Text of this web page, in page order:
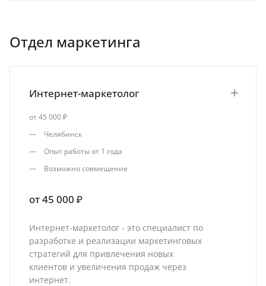
Отдел маркетинга
Интернет-маркетолог
от 45 000 ₽
Челябинск
Опыт работы от 1 года
Возможно совмещение
от 45 000 ₽
Интернет-маркетолог - это специалист по
разработке и реализации маркетинговых
стратегий для привлечения новых
клиентов и увеличения продаж через
интернет.